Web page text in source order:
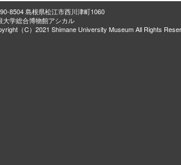
8504 島根県松江市西川津町1060
大学総合博物館アシカル
（C）2021 Shimane University Museum All Rights